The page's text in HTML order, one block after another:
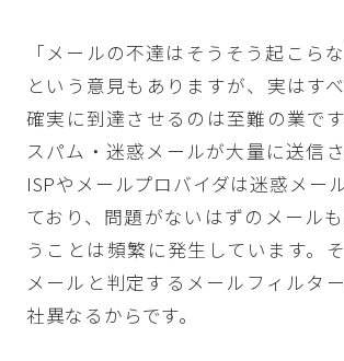
「メールの不達はそうそう起こら
という意見もありますが、実はす
確実に到達させるのは至難の業です
スパム・迷惑メールが大量に送信さ
ISPやメールプロバイダは迷惑メー
ており、問題がないはずのメール
うことは頻繁に発生しています。
メールと判定するメールフィルタ
社異なるからです。